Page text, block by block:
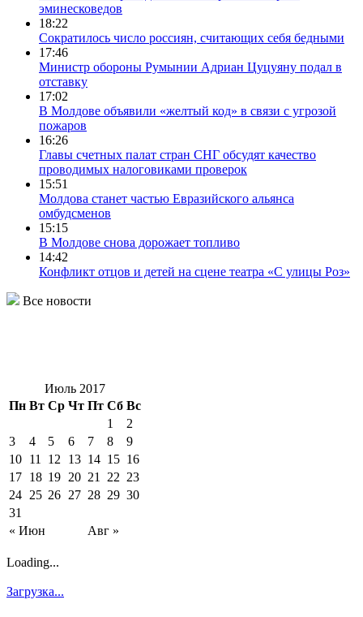
эминесковедов
18:22
Сократилось число россиян, считающих себя бедными
17:46
Министр обороны Румынии Адриан Цуцуяну подал в
отставку
17:02
В Молдове объявили «желтый код» в связи с угрозой
пожаров
16:26
Главы счетных палат стран СНГ обсудят качество
проводимых налоговиками проверок
15:51
Молдова станет частью Евразийского альянса
омбудсменов
15:15
В Молдове снова дорожает топливо
14:42
Конфликт отцов и детей на сцене театра «С улицы Роз»
Все новости
Июль 2017
Пн Вт Ср Чт Пт Сб Вс
« Июн Авг »
1
2
3
4 5 6 7 8
9
10 11 12 13 14 15 16
17 18 19 20 21 22 23
24 25 26 27 28 29 30
31
Loading...
Загрузка...